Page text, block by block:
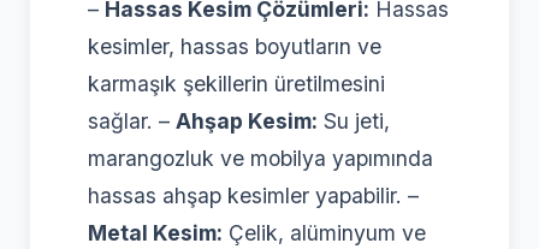
– Hassas Kesim Çözümleri: Hassas
kesimler, hassas boyutların ve
karmaşık şekillerin üretilmesini
sağlar. – Ahşap Kesim: Su jeti,
marangozluk ve mobilya yapımında
hassas ahşap kesimler yapabilir. –
Metal Kesim: Çelik, alüminyum ve